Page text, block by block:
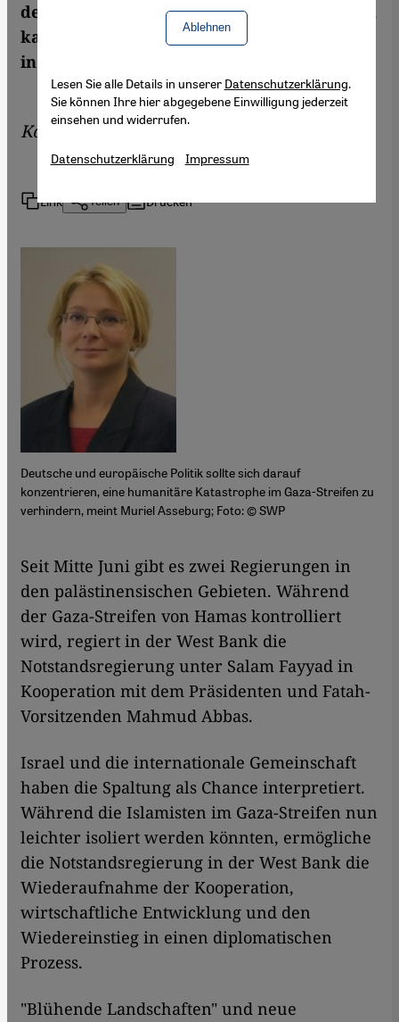
der West Bank durch Israel und den Westen
kann nicht zu einem dauerhaften Frieden
in Nahost führen.
Kommentar vonMuriel Asseburg
Link Teilen Drucken
Deutsche und europäische Politik sollte sich darauf
konzentrieren, eine humanitäre Katastrophe im Gaza-Streifen zu
verhindern, meint Muriel Asseburg; Foto: © SWP
​​Seit Mitte Juni gibt es zwei Regierungen in
den palästinensischen Gebieten. Während
der Gaza-Streifen von Hamas kontrolliert
wird, regiert in der West Bank die
Notstandsregierung unter Salam Fayyad in
Kooperation mit dem Präsidenten und Fatah-
Vorsitzenden Mahmud Abbas.
Israel und die internationale Gemeinschaft
haben die Spaltung als Chance interpretiert.
Während die Islamisten im Gaza-Streifen nun
leichter isoliert werden könnten, ermögliche
die Notstandsregierung in der West Bank die
Wiederaufnahme der Kooperation,
wirtschaftliche Entwicklung und den
Wiedereinstieg in einen diplomatischen
Prozess.
"Blühende Landschaften" und neue
Ablehnen
Lesen Sie alle Details in unserer Datenschutzerklärung.
Sie können Ihre hier abgegebene Einwilligung jederzeit
einsehen und widerrufen.
Datenschutzerklärung Impressum